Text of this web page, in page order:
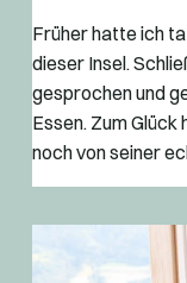
Früher hatte ich
dieser Insel.
gesprochen und
Essen. Zum
noch von seiner